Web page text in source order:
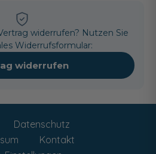
widerrufen? Nutzen Sie
Widerrufsformular:
widerrufen
Datenschutz
Kontakt